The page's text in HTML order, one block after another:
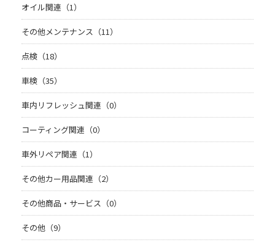
オイル関連（1）
その他メンテナンス（11）
点検（18）
車検（35）
車内リフレッシュ関連（0）
コーティング関連（0）
車外リペア関連（1）
その他カー用品関連（2）
その他商品・サービス（0）
その他（9）